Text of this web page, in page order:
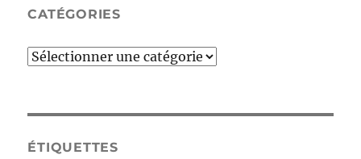
CATÉGORIES
Catégories
ÉTIQUETTES